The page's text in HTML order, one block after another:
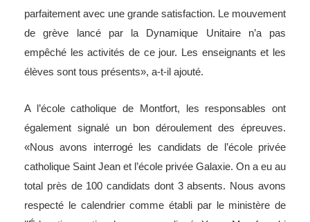
parfaitement avec une grande satisfaction. Le mouvement
de grève lancé par la Dynamique Unitaire n’a pas
empêché les activités de ce jour. Les enseignants et les
élèves sont tous présents», a-t-il ajouté.
A l’école catholique de Montfort, les responsables ont
également signalé un bon déroulement des épreuves.
«Nous avons interrogé les candidats de l’école privée
catholique Saint Jean et l’école privée Galaxie. On a eu au
total près de 100 candidats dont 3 absents. Nous avons
respecté le calendrier comme établi par le ministère de